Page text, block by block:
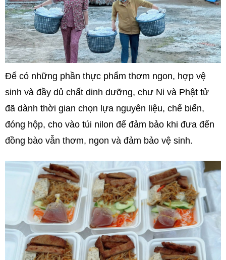
Để có những phần thực phẩm thơm ngon, hợp vệ
sinh và đầy dủ chất dinh dưỡng, chư Ni và Phật tử
đã dành thời gian chọn lựa nguyên liệu, chế biến,
đóng hộp, cho vào túi nilon để đảm bảo khi đưa đến
đồng bào vẫn thơm, ngon và đảm bảo vệ sinh.